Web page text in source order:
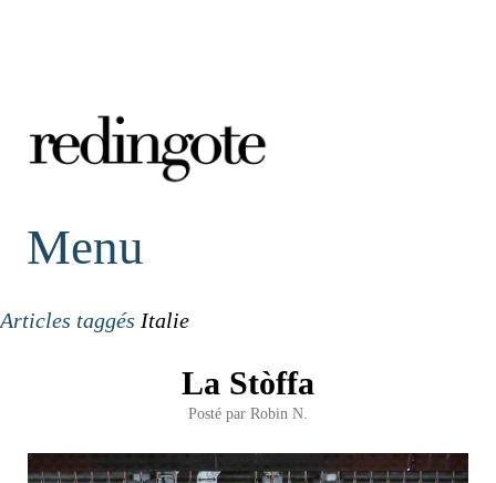
redingote.
Menu
Articles taggés Italie
La Stòffa
Posté par Robin N.